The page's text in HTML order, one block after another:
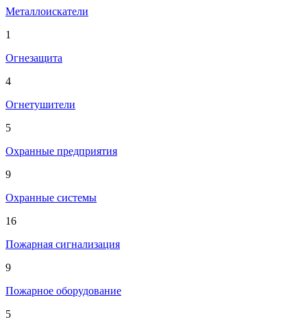
Металлоискатели
1
Огнезащита
4
Огнетушители
5
Охранные предприятия
9
Охранные системы
16
Пожарная сигнализация
9
Пожарное оборудование
5